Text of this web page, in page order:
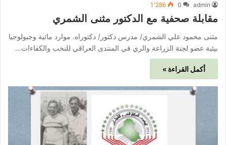
admin
0 1٬286
مقابلة صحفية مع الدكتور مثنى الشمري
مثنى محمود علي الشمري/ مدرس دكتور/ دكتوراه. موارد مائية وجيولوجيا
بيئية عضو لجنة الزراعة والري في المنتدى العراقي للنخب والكفاءات…
أكمل القراءة »